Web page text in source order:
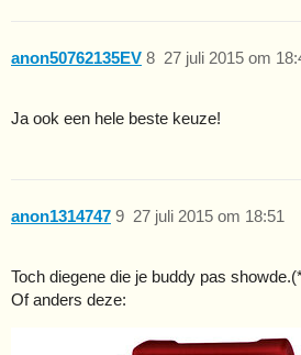
anon50762135EV 27 juli 2015 om
8
Ja ook een hele beste keuze!
anon1314747 27 juli 2015 om 18:51
9
Toch diegene die je buddy pas
Of anders deze: